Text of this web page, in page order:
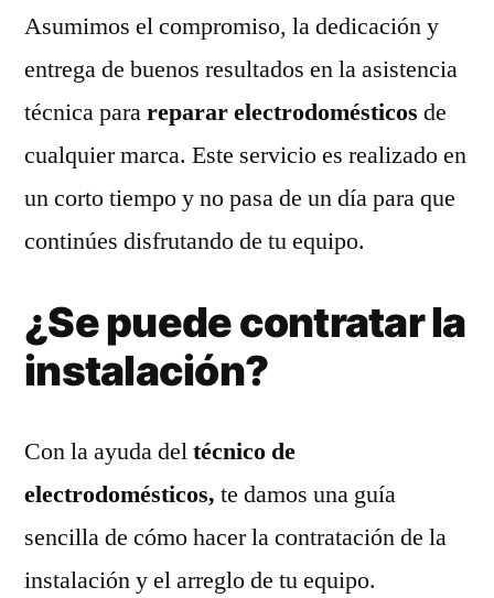
Asumimos el compromiso, la dedicación y
entrega de buenos resultados en la asistencia
técnica parareparar electrodomésticos de
cualquier marca. Este servicio es realizado en
un corto tiempo y no pasa de un día para que
continúes disfrutando de tu equipo.
¿Se puede contratar la
instalación?
Con la ayuda deltécnico de
electrodomésticos, te damos una guía
sencilla de cómo hacer la contratación de la
instalación y el arreglo de tu equipo.